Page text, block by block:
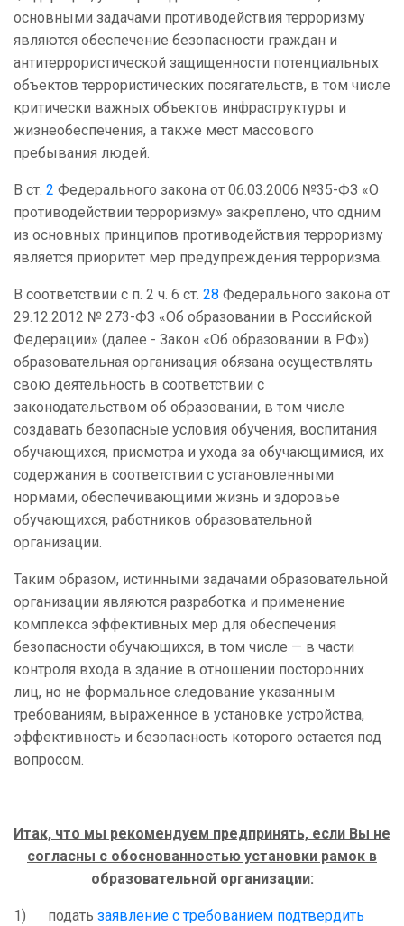
основными задачами противодействия терроризму
являются обеспечение безопасности граждан и
антитеррористической защищенности потенциальных
объектов террористических посягательств, в том числе
критически важных объектов инфраструктуры и
жизнеобеспечения, а также мест массового
пребывания людей.
В ст. 2 Федерального закона от 06.03.2006 №35-ФЗ «О
противодействии терроризму» закреплено, что одним
из основных принципов противодействия терроризму
является приоритет мер предупреждения терроризма.
В соответствии с п. 2 ч. 6 ст. 28 Федерального закона от
29.12.2012 № 273-ФЗ «Об образовании в Российской
Федерации» (далее - Закон «Об образовании в РФ»)
образовательная организация обязана осуществлять
свою деятельность в соответствии с
законодательством об образовании, в том числе
создавать безопасные условия обучения, воспитания
обучающихся, присмотра и ухода за обучающимися, их
содержания в соответствии с установленными
нормами, обеспечивающими жизнь и здоровье
обучающихся, работников образовательной
организации.
Таким образом, истинными задачами образовательной
организации являются разработка и применение
комплекса эффективных мер для обеспечения
безопасности обучающихся, в том числе — в части
контроля входа в здание в отношении посторонних
лиц, но не формальное следование указанным
требованиям, выраженное в установке устройства,
эффективность и безопасность которого остается под
вопросом.
Итак, что мы рекомендуем предпринять, если Вы не
согласны с обоснованностью установки рамок в
образовательной организации:
1) подать заявление с требованием подтвердить